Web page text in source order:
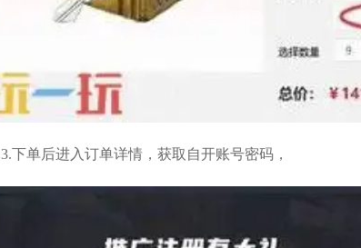
3.下单后进入订单详情，获取自开账号密码，